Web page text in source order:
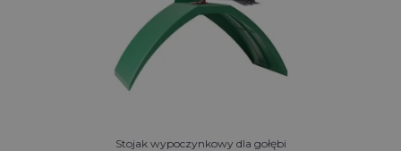
Stojak wypoczynkowy dla gołębi